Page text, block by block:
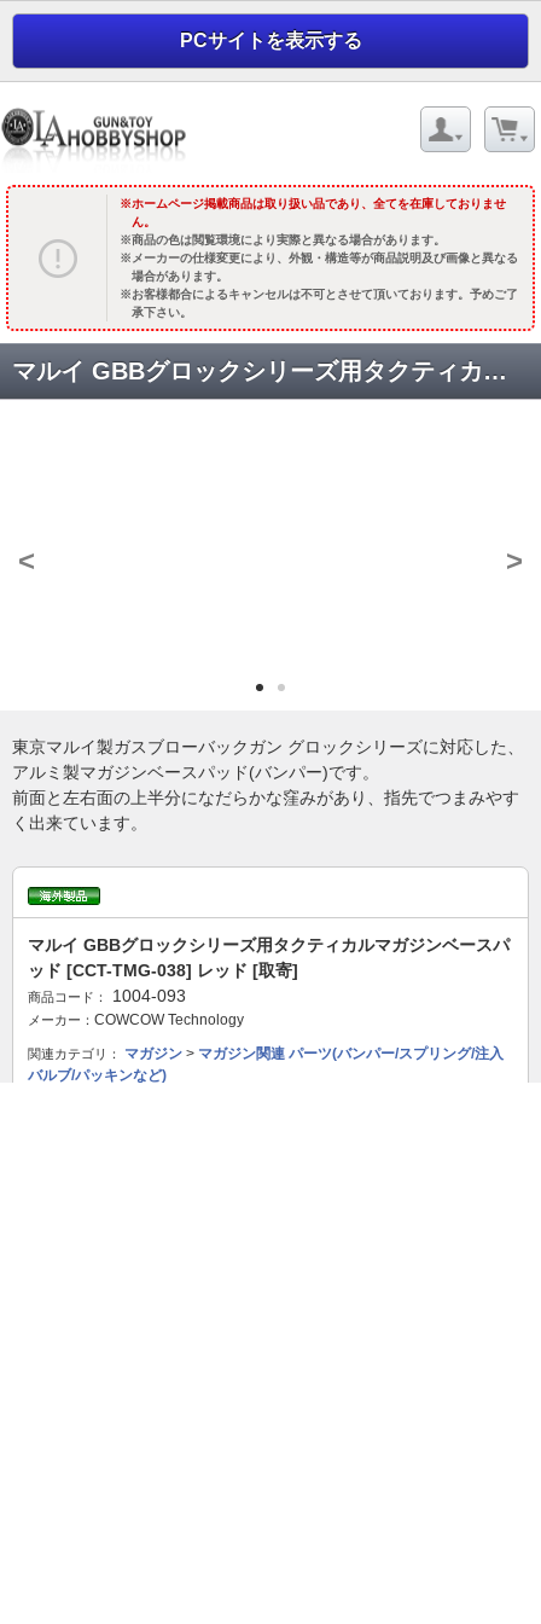
PCサイトを表示する
ホームページ掲載商品は取り扱い品であり、全てを在庫しておりませ
ん。
商品の色は閲覧環境により実際と異なる場合があります。
メーカーの仕様変更により、外観・構造等が商品説明及び画像と異なる
場合があります。
お客様都合によるキャンセルは不可とさせて頂いております。予めご了
承下さい。
マルイ GBBグロックシリーズ用タクティカルマガジンベースパッド [CCT-TMG-038] レッド [取寄]
< >
東京マルイ製ガスブローバックガン グロックシリーズに対応した、
アルミ製マガジンベースパッド(バンパー)です。
前面と左右面の上半分になだらかな窪みがあり、指先でつまみやす
く出来ています。
マルイ GBBグロックシリーズ用タクティカルマガジンベースパ
ッド [CCT-TMG-038] レッド [取寄]
商品コード： 1004-093
メーカー： COWCOW Technology
関連カテゴリ： マガジン > マガジン関連 パーツ(バンパー/スプリング/注入
バルブ/パッキンなど)